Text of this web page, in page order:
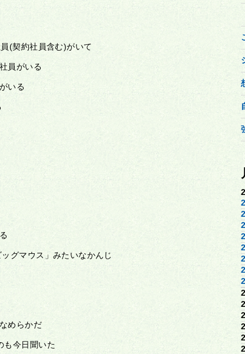
(契約社員含む)がいて
員がいる
いる
グマウス」みたいなかんじ
めらかだ
も今日聞いた